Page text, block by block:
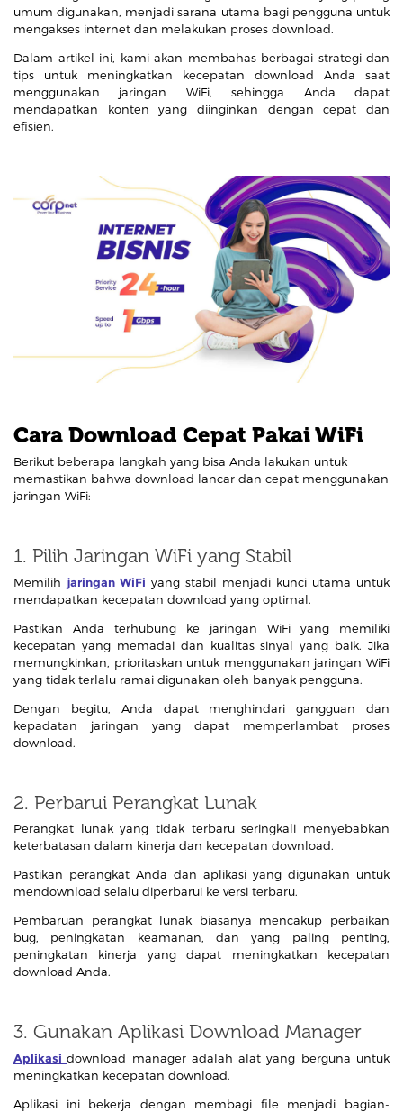
umum digunakan, menjadi sarana utama bagi pengguna untuk
mengakses internet dan melakukan proses download.
Dalam artikel ini, kami akan membahas berbagai strategi dan
tips untuk meningkatkan kecepatan download Anda saat
menggunakan jaringan WiFi, sehingga Anda dapat
mendapatkan konten yang diinginkan dengan cepat dan
efisien.
Cara Download Cepat Pakai WiFi
Berikut beberapa langkah yang bisa Anda lakukan untuk
memastikan bahwa download lancar dan cepat menggunakan
jaringan WiFi:
1. Pilih Jaringan WiFi yang Stabil
Memilih jaringan WiFi yang stabil menjadi kunci utama untuk
mendapatkan kecepatan download yang optimal.
Pastikan Anda terhubung ke jaringan WiFi yang memiliki
kecepatan yang memadai dan kualitas sinyal yang baik. Jika
memungkinkan, prioritaskan untuk menggunakan jaringan WiFi
yang tidak terlalu ramai digunakan oleh banyak pengguna.
Dengan begitu, Anda dapat menghindari gangguan dan
kepadatan jaringan yang dapat memperlambat proses
download.
2. Perbarui Perangkat Lunak
Perangkat lunak yang tidak terbaru seringkali menyebabkan
keterbatasan dalam kinerja dan kecepatan download.
Pastikan perangkat Anda dan aplikasi yang digunakan untuk
mendownload selalu diperbarui ke versi terbaru.
Pembaruan perangkat lunak biasanya mencakup perbaikan
bug, peningkatan keamanan, dan yang paling penting,
peningkatan kinerja yang dapat meningkatkan kecepatan
download Anda.
3. Gunakan Aplikasi Download Manager
Aplikasidownload manager adalah alat yang berguna untuk
meningkatkan kecepatan download.
Aplikasi ini bekerja dengan membagi file menjadi bagian-